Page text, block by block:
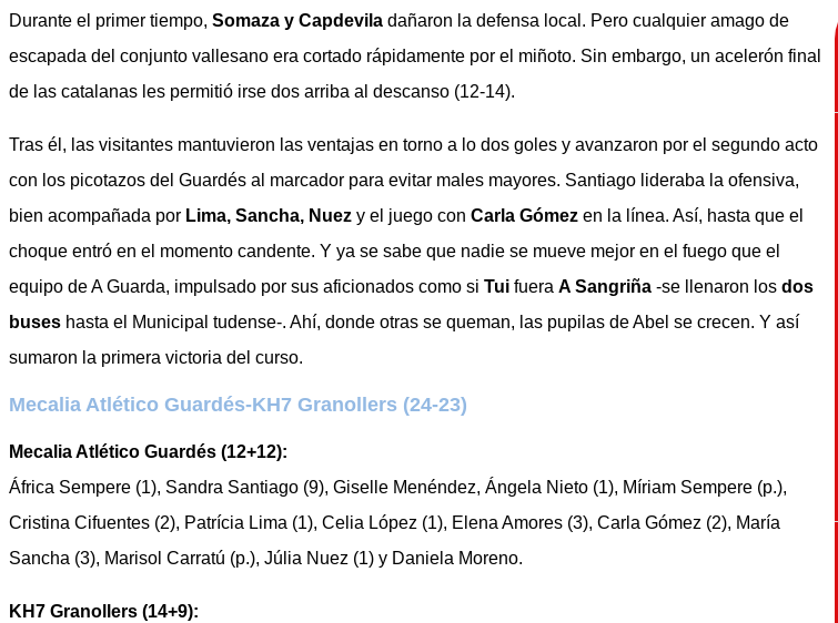
Durante el primer tiempo, Somaza y Capdevila dañaron la defensa local. Pero cualquier amago de
escapada del conjunto vallesano era cortado rápidamente por el miñoto. Sin embargo, un acelerón final
de las catalanas les permitió irse dos arriba al descanso (12-14).
Tras él, las visitantes mantuvieron las ventajas en torno a lo dos goles y avanzaron por el segundo acto
con los picotazos del Guardés al marcador para evitar males mayores. Santiago lideraba la ofensiva,
bien acompañada por Lima, Sancha, Nuez y el juego con Carla Gómez en la línea. Así, hasta que el
choque entró en el momento candente. Y ya se sabe que nadie se mueve mejor en el fuego que el
equipo de A Guarda, impulsado por sus aficionados como si Tui fuera A Sangriña -se llenaron los dos
buses hasta el Municipal tudense-. Ahí, donde otras se queman, las pupilas de Abel se crecen. Y así
sumaron la primera victoria del curso.
Mecalia Atlético Guardés-KH7 Granollers (24-23)
Mecalia Atlético Guardés (12+12):
África Sempere (1), Sandra Santiago (9), Giselle Menéndez, Ángela Nieto (1), Míriam Sempere (p.),
Cristina Cifuentes (2), Patrícia Lima (1), Celia López (1), Elena Amores (3), Carla Gómez (2), María
Sancha (3), Marisol Carratú (p.), Júlia Nuez (1) y Daniela Moreno.
KH7 Granollers (14+9):